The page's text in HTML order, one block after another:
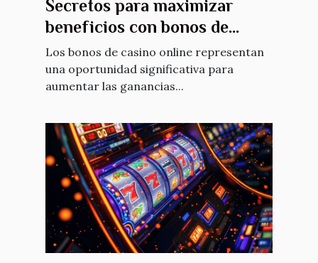
Secretos para maximizar
beneficios con bonos de
casino online
Los bonos de casino online representan
una oportunidad significativa para
aumentar las ganancias...